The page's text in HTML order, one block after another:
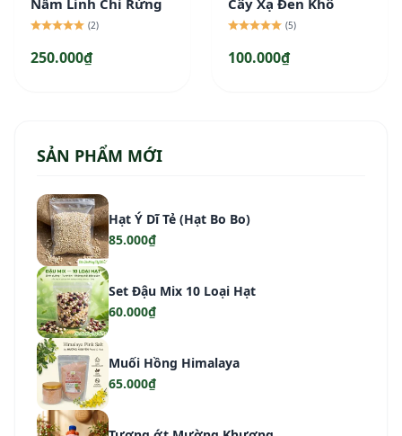
(2)
250.000₫
(5)
100.000₫
SẢN PHẨM MỚI
Hạt Ý Dĩ Tẻ (Hạt Bo Bo)
85.000₫
Set Đậu Mix 10 Loại Hạt
60.000₫
Muối Hồng Himalaya
65.000₫